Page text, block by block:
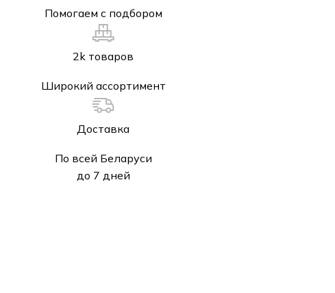
Помогаем с подбором
2k товаров
Широкий ассортимент
Доставка
По всей Беларуси
до 7 дней